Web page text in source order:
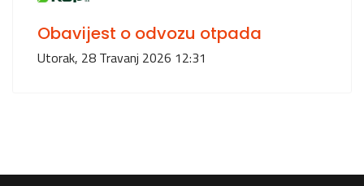
Obavijest o odvozu otpada
Utorak, 28 Travanj 2026 12:31